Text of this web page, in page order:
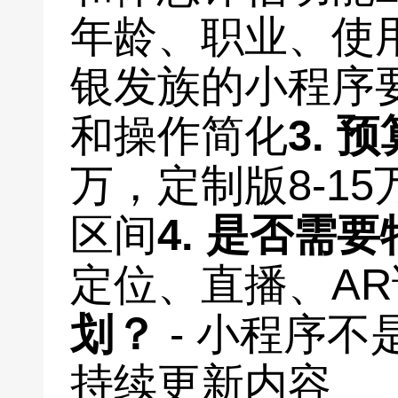
年龄、职业、使
银发族的小程序
和操作简化3. 预
万，定制版8-15
区间4. 是否需要
定位、直播、
划 ？ - 小程序不
持续更新内容